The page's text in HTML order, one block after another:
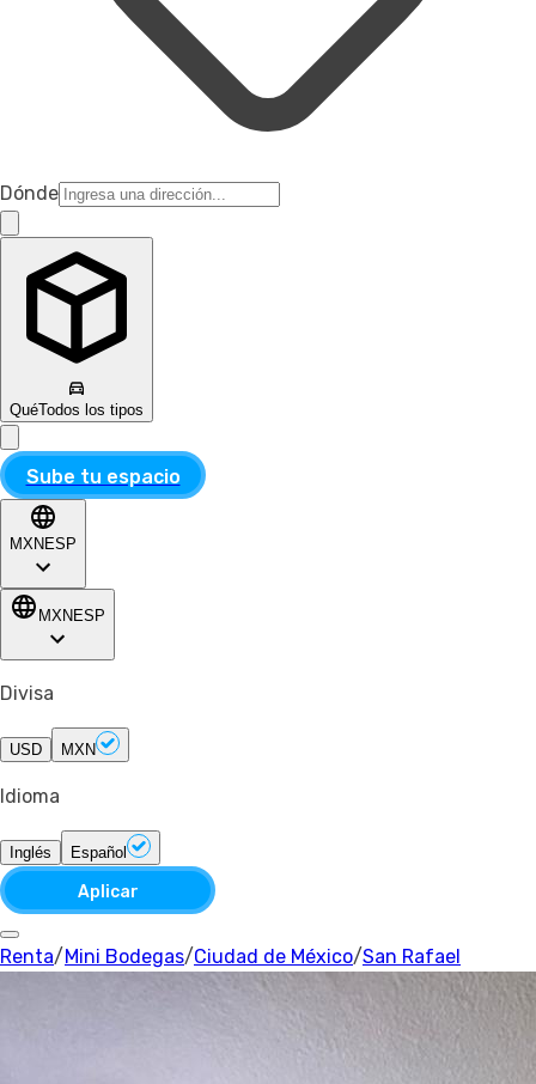
Dónde
QuéTodos los tipos
Sube tu espacio
MXN ESP
MXN ESP
Divisa
USD MXN
Idioma
Inglés Español
Aplicar
Renta/ Mini Bodegas/Ciudad de México/San Rafael